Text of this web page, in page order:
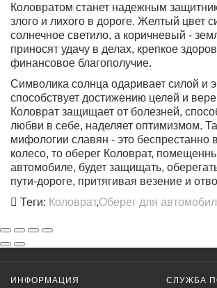
Коловратом станет надежным
злого и лихого в дороге. Желтый цвет
солнечное светило, а коричневый -
приносят удачу в делах, крепкое
финансовое благополучие.
Символика солнца одаривает силой и
способствует достижению целей и
Коловрат защищает от болезней,
любви в себе, наделяет оптимизмом.
мифологии славян - это
колесо, то оберег Коловрат,
автомобиле, будет защищать,
пути-дороге, притягивая везение и
Теги: Коловрат,Оберег для
ИНФОРМАЦИЯ СЛУЖБА